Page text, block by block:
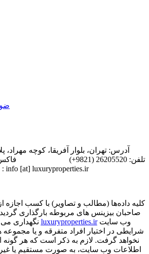
آدرس: تهران، بلوار آفریقا، کوچه مهراد،
تلفن: 26205520 (9821+)
ایمیل: info [at] luxuryproperties.ir
کلیه داده‌ها (مطالب و تصاویر) با کسب اجازه
صاحبان بیزینس های مربوطه بارگذاری
وب سایتluxuryproperties.ir نگهداری
شرایطی در اختیار افراد متفرقه و یا مجموعه‌
نخواهد گرفت. لازم به ذکر است که هر گونه
اطلاعات وب سایت، به صورت مستقیم یا